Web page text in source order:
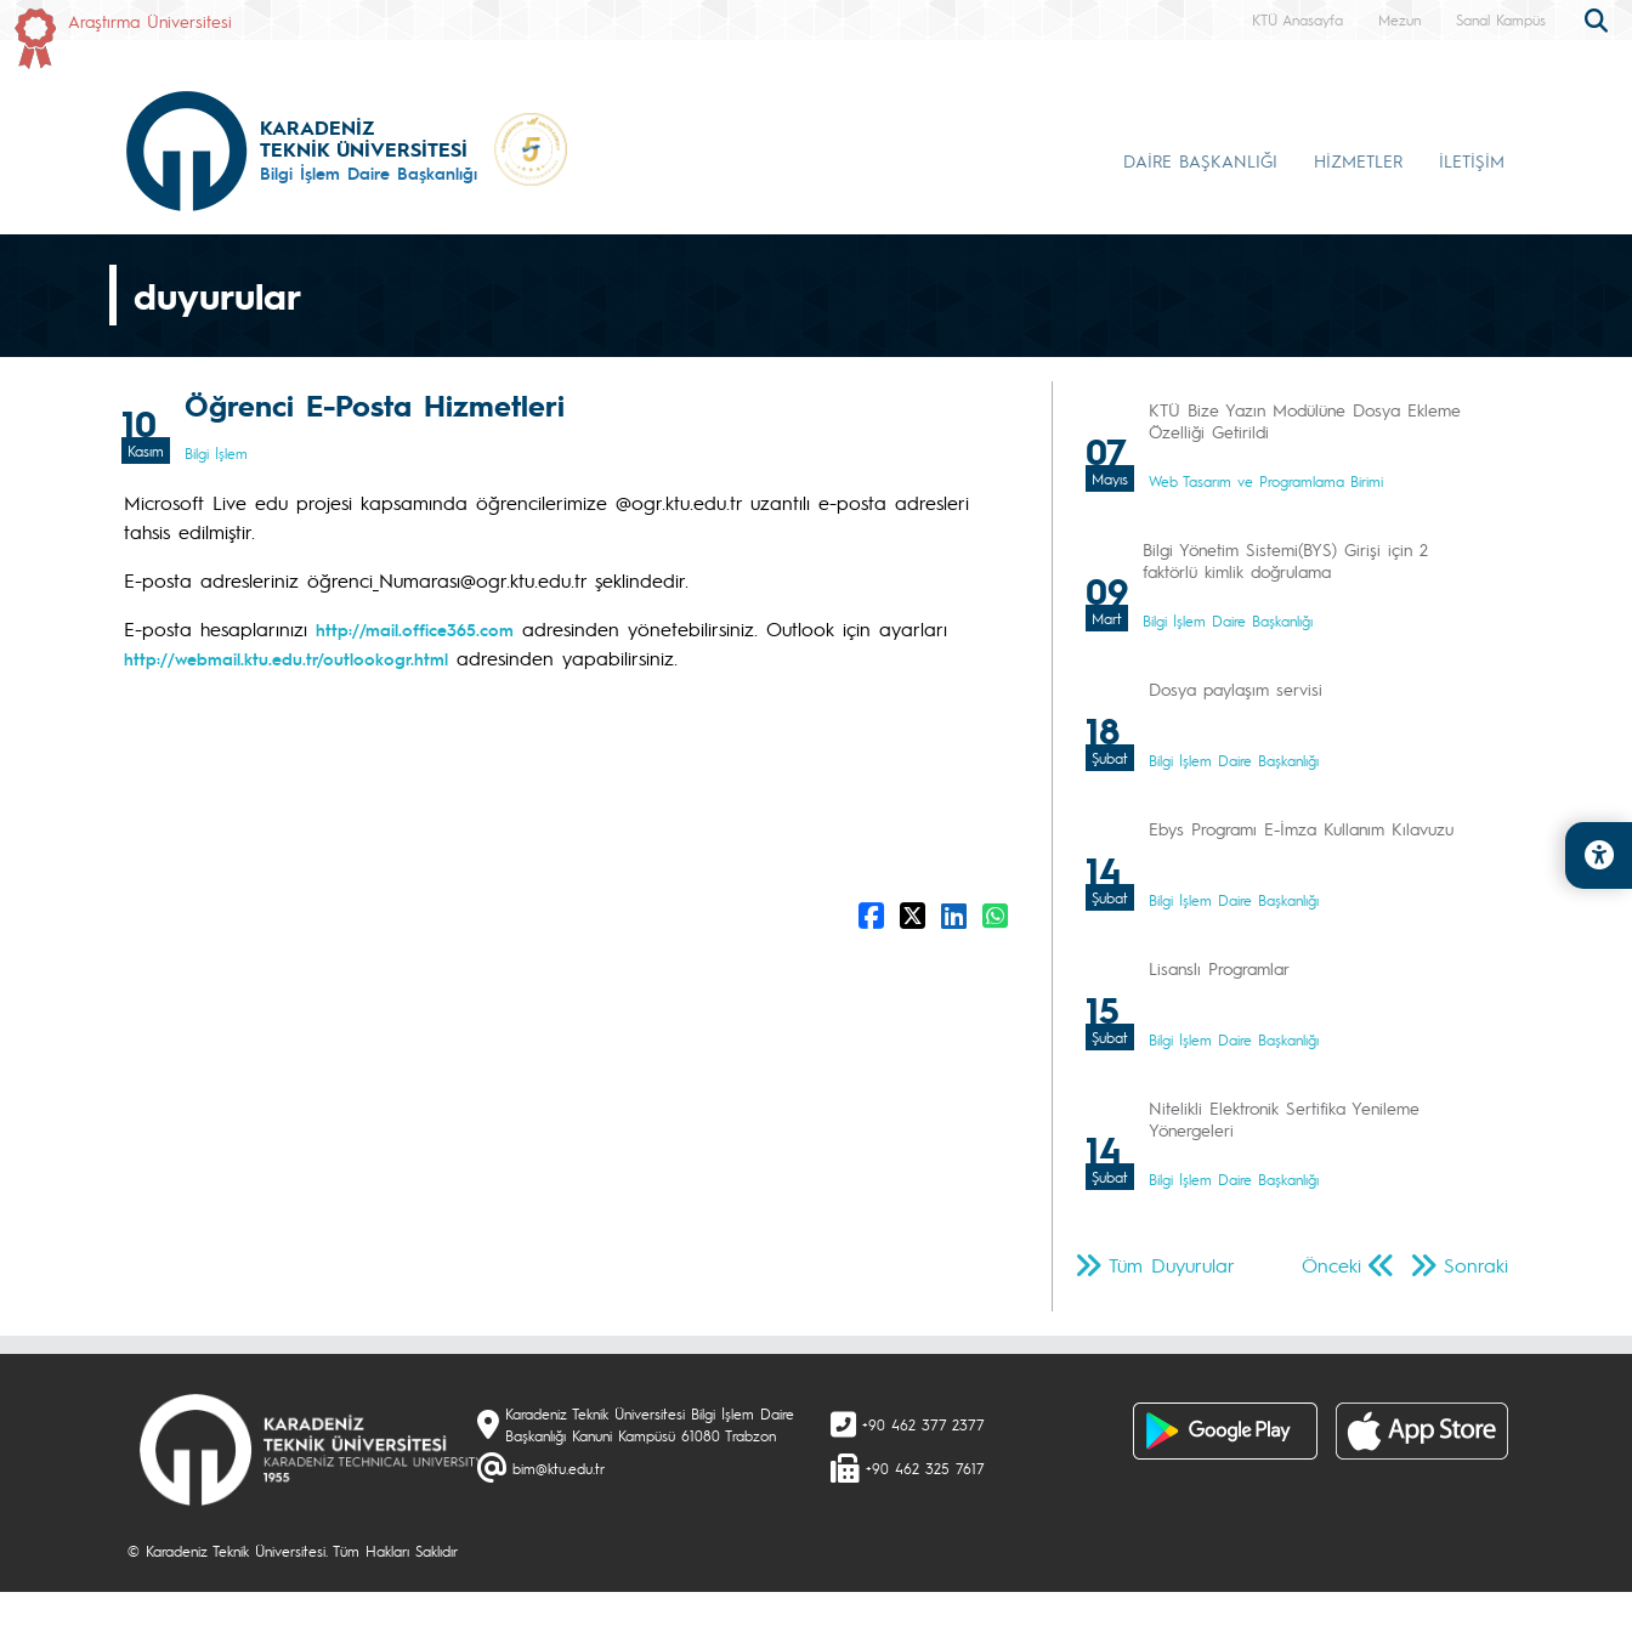
Araştırma Üniversitesi KTÜ Anasayfa Mezun Sanal Kampüs
KARADENİZ
TEKNİK ÜNİVERSİTESİ
Bilgi İşlem Daire Başkanlığı
DAİRE BAŞKANLIĞI HİZMETLER İLETİŞİM
duyurular
10
Kasım
Öğrenci E-Posta Hizmetleri
Bilgi İşlem
Microsoft Live edu projesi kapsamında öğrencilerimize @ogr.ktu.edu.tr uzantılı e-posta adresleri
tahsis edilmiştir.
E-posta adresleriniz öğrenci_Numarası@ogr.ktu.edu.tr şeklindedir.
E-posta hesaplarınızı http://mail.office365.com adresinden yönetebilirsiniz. Outlook için ayarları
http://webmail.ktu.edu.tr/outlookogr.html adresinden yapabilirsiniz.
07
Mayıs
KTÜ Bize Yazın Modülüne Dosya Ekleme
Özelliği Getirildi
Web Tasarım ve Programlama Birimi
09
Mart
Bilgi Yönetim Sistemi(BYS) Girişi için 2
faktörlü kimlik doğrulama
Bilgi İşlem Daire Başkanlığı
18
Şubat
Dosya paylaşım servisi
Bilgi İşlem Daire Başkanlığı
14
Şubat
Ebys Programı E-İmza Kullanım Kılavuzu
Bilgi İşlem Daire Başkanlığı
15
Şubat
Lisanslı Programlar
Bilgi İşlem Daire Başkanlığı
14
Şubat
Nitelikli Elektronik Sertifika Yenileme
Yönergeleri
Bilgi İşlem Daire Başkanlığı
Önceki Sonraki
Tüm Duyurular
Karadeniz Teknik Üniversitesi Bilgi İşlem Daire
Başkanlığı Kanuni Kampüsü 61080 Trabzon
bim@ktu.edu.tr
+90 462 377 2377
+90 462 325 7617
© Karadeniz Teknik Üniversitesi. Tüm Hakları Saklıdır